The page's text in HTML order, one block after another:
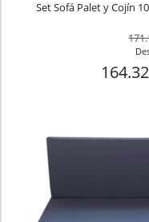
Set Sofá Palet y Cojín